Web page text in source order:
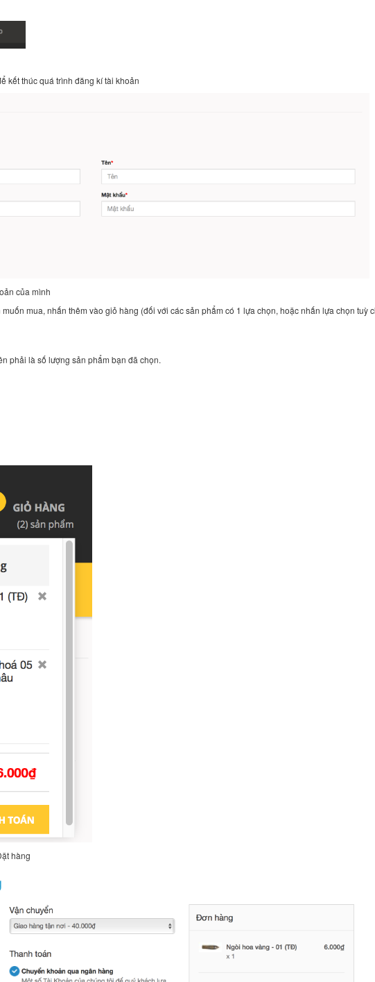
kết thúc quá trình đăng kí tài khoản
của mình
mua, nhấn thêm vào giỏ hàng (đối với các sản phẩm có 1 lựa chọn, hoặc nhấn lựa chọn
phải là số lượng sản phẩm bạn đã chọn.
hàng